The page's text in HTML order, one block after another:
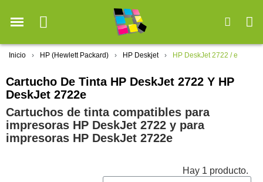
Inicio HP (Hewlett Packard) HP Deskjet HP DeskJet 2722 / e
Cartucho De Tinta HP DeskJet 2722 Y HP
DeskJet 2722e
Cartuchos de tinta compatibles para
impresoras HP DeskJet 2722 y para
impresoras HP DeskJet 2722e
Hay 1 producto.